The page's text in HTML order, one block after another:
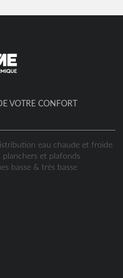
VOTRE CONFORT
eau chaude et froide
planchers et plafonds
basse & très basse